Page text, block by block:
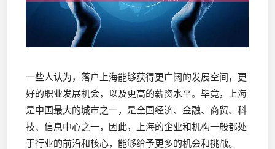
一些人认为，落户上海能够获得更广阔的发展空间，更
好的职业发展机会，以及更高的薪资水平。毕竟，上海
是中国最大的城市之一，是全国经济、金融、商贸、科
技、信息中心之一，因此，上海的企业和机构一般都处
于行业的前沿和核心，能够给予更多的机会和挑战。